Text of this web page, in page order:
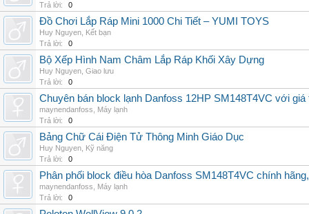
Trả lời:
0
Đồ Chơi Lắp Ráp Mini 1000 Chi Tiết – YUMI TOYS
Huy Nguyen Kết bạn
Trả lời:
0
Bộ Xếp Hình Nam Châm Lắp Ráp Khối Xây Dựng
Huy Nguyen Giao lưu
Trả lời:
0
Chuyên bán block lạnh Danfoss 12HP SM148T4VC với
maynendanfoss
Máy lạnh
Trả lời:
0
Bảng Chữ Cái Điện Tử Thông Minh Giáo Dục
Huy Nguyen Kỹ năng
Trả lời:
0
Phân phối block điều hòa Danfoss SM148T4VC chính
maynendanfoss
Máy lạnh
Trả lời:
0